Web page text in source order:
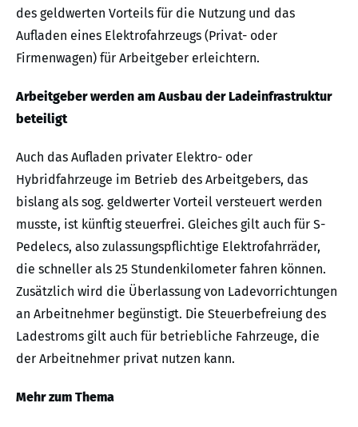
des geldwerten Vorteils für die Nutzung und das
Aufladen eines Elektrofahrzeugs (Privat- oder
Firmenwagen) für Arbeitgeber erleichtern.
Arbeitgeber werden am Ausbau der Ladeinfrastruktur
beteiligt
Auch das Aufladen privater Elektro- oder
Hybridfahrzeuge im Betrieb des Arbeitgebers, das
bislang als sog. geldwerter Vorteil versteuert werden
musste, ist künftig steuerfrei. Gleiches gilt auch für S-
Pedelecs, also zulassungspflichtige Elektrofahrräder,
die schneller als 25 Stundenkilometer fahren können.
Zusätzlich wird die Überlassung von Ladevorrichtungen
an Arbeitnehmer begünstigt. Die Steuerbefreiung des
Ladestroms gilt auch für betriebliche Fahrzeuge, die
der Arbeitnehmer privat nutzen kann.
Mehr zum Thema